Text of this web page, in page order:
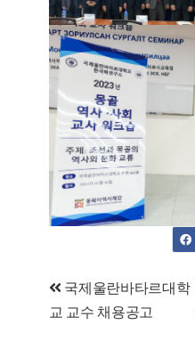
글
탐
국제울란바타르대학
교 교수 채용공고